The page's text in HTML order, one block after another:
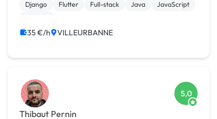
Django Flutter Full-stack Java
JavaScript
35 €/h VILLEURBANNE
Thibaut Pernin
5,0